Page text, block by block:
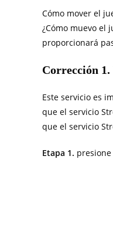
Cómo mover el
¿Cómo muevo el
proporcionará
Corrección
Este servicio es
que el servicio
que el servicio
Etapa 1. presione